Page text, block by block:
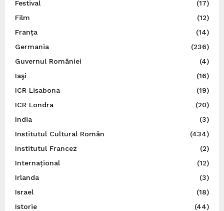
Festival
(17)
Film
(12)
Franța
(14)
Germania
(236)
Guvernul României
(4)
Iaşi
(16)
ICR Lisabona
(19)
ICR Londra
(20)
India
(3)
Institutul Cultural Român
(434)
Institutul Francez
(2)
Internațional
(12)
Irlanda
(3)
Israel
(18)
Istorie
(44)